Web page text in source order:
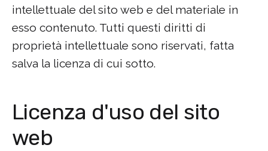
intellettuale del sito web e del materiale in
esso contenuto. Tutti questi diritti di
proprietà intellettuale sono riservati, fatta
salva la licenza di cui sotto.
Licenza d'uso del sito
web